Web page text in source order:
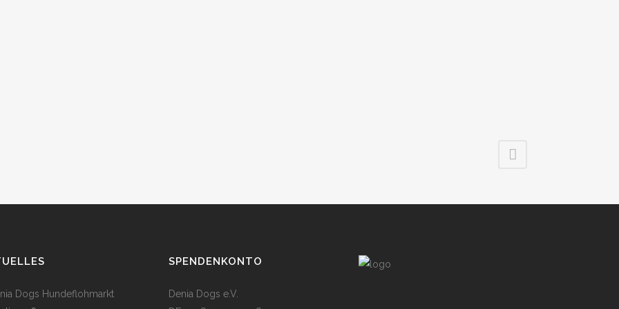
Dogs Hundeflohmarkt
SPENDENKONTO
Denia Dogs e.V.